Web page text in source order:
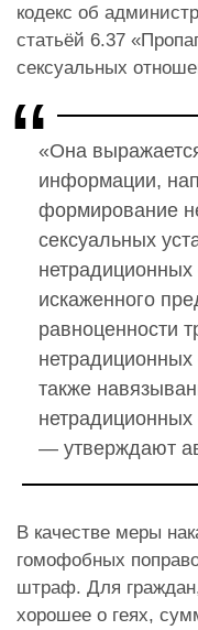
кодекс об
статьёй 6.37
сексуальных
«Она
информации,
формирование
сексуальных
искаженного
равноценности
также
— утверждают
В качестве меры
гомофобных
штраф. Для
хорошее о геях,